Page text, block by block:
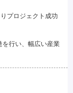
プロジェクト成功
を行い、幅広い産業